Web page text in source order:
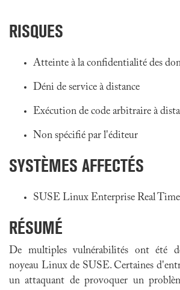
RISQUES
Atteinte à la confidentialité des
Déni de service à distance
Exécution de code arbitraire à
Non spécifié par l'éditeur
SYSTÈMES AFFECTÉS
SUSE Linux Enterprise Real
RÉSUMÉ
De multiples vulnérabilités ont été
noyeau Linux de SUSE. Certaines
un attaquant de provoquer un